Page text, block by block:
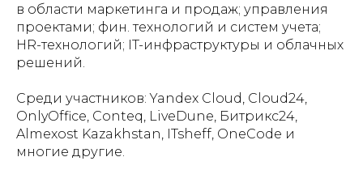
в области маркетинга и продаж; управления
проектами; фин. технологий и систем учета;
HR-технологий; IT-инфраструктуры и облачных
решений.
Среди участников: Yandex Cloud, Cloud24,
OnlyOffice, Conteq, LiveDune, Битрикс24,
Almexost Kazakhstan, ITsheff, OneCode и
многие другие.